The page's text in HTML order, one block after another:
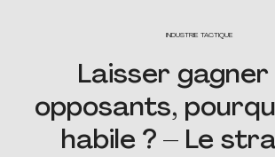
SPORT ET
ALBUS MÉDIA
QUI
INDUSTRIE TACTIQUE
Laisser gagner
opposants,
habile ? – Le